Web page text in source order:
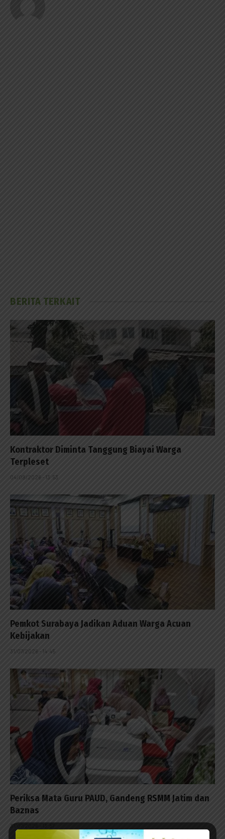
BERITA TERKAIT
Kontraktor Diminta Tanggung Biayai Warga
Terpleset
04/08/2026 - 13:53
Pemkot Surabaya Jadikan Aduan Warga Acuan
Kebijakan
31/07/2026 - 14:45
Periksa Mata Guru PAUD, Gandeng RSMM Jatim dan
Baznas
31/07/2026 - 13:57